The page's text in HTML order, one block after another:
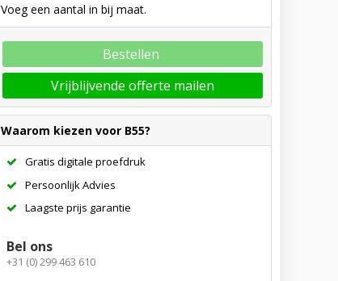
Voeg een aantal in bij maat.
Bestellen
Vrijblijvende offerte mailen
Waarom kiezen voor B55?
Gratis digitale proefdruk
Persoonlijk Advies
Laagste prijs garantie
Bel ons
+31 (0) 299 463 610